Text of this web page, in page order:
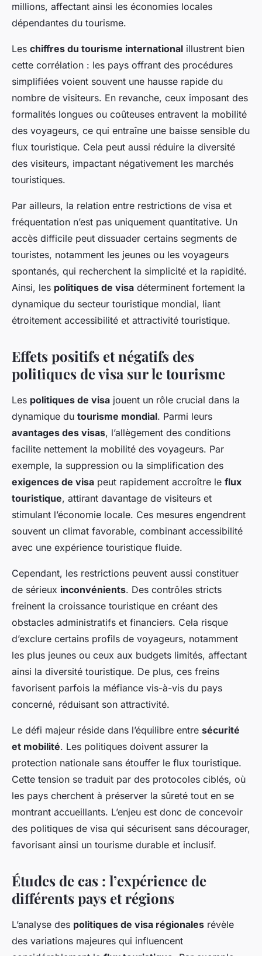
millions, affectant ainsi les économies locales
dépendantes du tourisme.
Les chiffres du tourisme international illustrent bien
cette corrélation : les pays offrant des procédures
simplifiées voient souvent une hausse rapide du
nombre de visiteurs. En revanche, ceux imposant des
formalités longues ou coûteuses entravent la mobilité
des voyageurs, ce qui entraîne une baisse sensible du
flux touristique. Cela peut aussi réduire la diversité
des visiteurs, impactant négativement les marchés
touristiques.
Par ailleurs, la relation entre restrictions de visa et
fréquentation n’est pas uniquement quantitative. Un
accès difficile peut dissuader certains segments de
touristes, notamment les jeunes ou les voyageurs
spontanés, qui recherchent la simplicité et la rapidité.
Ainsi, les politiques de visa déterminent fortement la
dynamique du secteur touristique mondial, liant
étroitement accessibilité et attractivité touristique.
Effets positifs et négatifs des
politiques de visa sur le tourisme
Les politiques de visa jouent un rôle crucial dans la
dynamique du tourisme mondial. Parmi leurs
avantages des visas, l’allègement des conditions
facilite nettement la mobilité des voyageurs. Par
exemple, la suppression ou la simplification des
exigences de visa peut rapidement accroître le flux
touristique, attirant davantage de visiteurs et
stimulant l’économie locale. Ces mesures engendrent
souvent un climat favorable, combinant accessibilité
avec une expérience touristique fluide.
Cependant, les restrictions peuvent aussi constituer
de sérieux inconvénients. Des contrôles stricts
freinent la croissance touristique en créant des
obstacles administratifs et financiers. Cela risque
d’exclure certains profils de voyageurs, notamment
les plus jeunes ou ceux aux budgets limités, affectant
ainsi la diversité touristique. De plus, ces freins
favorisent parfois la méfiance vis-à-vis du pays
concerné, réduisant son attractivité.
Le défi majeur réside dans l’équilibre entre sécurité
et mobilité. Les politiques doivent assurer la
protection nationale sans étouffer le flux touristique.
Cette tension se traduit par des protocoles ciblés, où
les pays cherchent à préserver la sûreté tout en se
montrant accueillants. L’enjeu est donc de concevoir
des politiques de visa qui sécurisent sans décourager,
favorisant ainsi un tourisme durable et inclusif.
Études de cas : l’expérience de
différents pays et régions
L’analyse des politiques de visa régionales révèle
des variations majeures qui influencent